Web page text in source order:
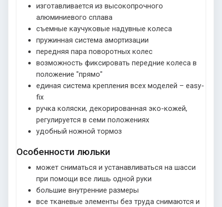
изготавливается из высокопрочного
алюминиевого сплава
съемные каучуковые надувные колеса
пружинная система амортизации
передняя пара поворотных колес
возможность фиксировать передние колеса в
положение "прямо"
единая система крепления всех моделей – easy-
fix
ручка коляски, декорированная эко-кожей,
регулируется в семи положениях
удобный ножной тормоз
Особенности люльки
может сниматься и устанавливаться на шасси
при помощи все лишь одной руки
большие внутренние размеры
все тканевые элементы без труда снимаются и